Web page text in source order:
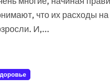
что их расходы
И,...